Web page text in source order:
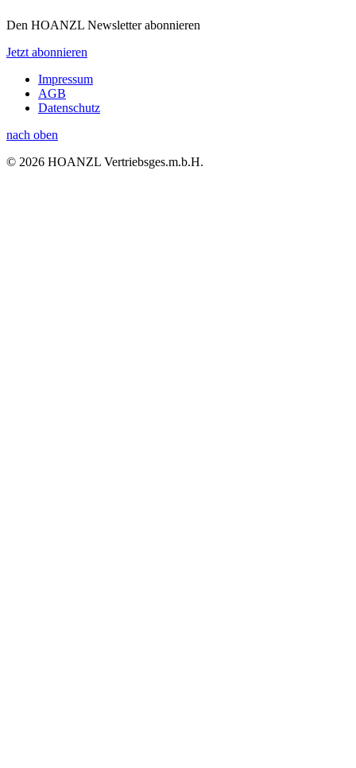
Den HOANZL Newsletter abonnieren
Jetzt abonnieren
Impressum
AGB
Datenschutz
nach oben
© 2026 HOANZL Vertriebsges.m.b.H.